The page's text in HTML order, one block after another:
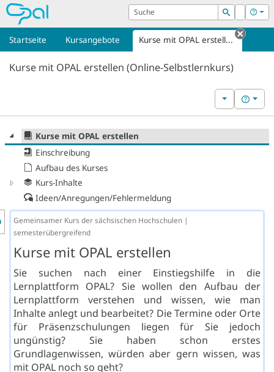
OPAL Suche
Suchen
Login
Startseite Kursangebote Kurse mit OPAL erstell...
Tab
Kurse mit OPAL erstellen (Online-Selbstlernkurs)
WeitereHilfe
Kurse mit OPAL erstellen
Einschreibung
Aufbau des Kurses
Kurs-Inhalte
Ideen/Anregungen/Fehlermeldung
des Kursmenüs
Gemeinsamer Kurs der sächsischen Hochschulen |
semesterübergreifend
Kurse mit OPAL erstellen
Sie suchen nach einer Einstiegshilfe in die
Lernplattform OPAL? Sie wollen den Aufbau der
Lernplattform verstehen und wissen, wie man
Inhalte anlegt und bearbeitet? Die Termine oder Orte
für Präsenzschulungen liegen für Sie jedoch
ungünstig? Sie haben schon erstes
Grundlagenwissen, würden aber gern wissen, was
mit OPAL noch so geht?